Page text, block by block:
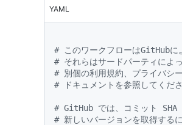
YAML
# このワークフローはGitHubに
# それらはサードパーティによっ
# 別個の利用規約、プライバシー
# ドキュメントを参照してくださ
# GitHub では、コミット SHA
# 新しいバージョンを取得する